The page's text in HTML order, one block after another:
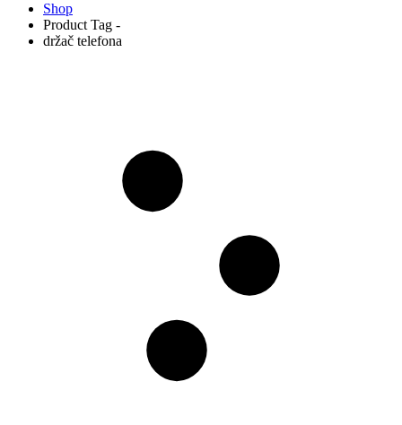
Shop
Product Tag -
držač telefona